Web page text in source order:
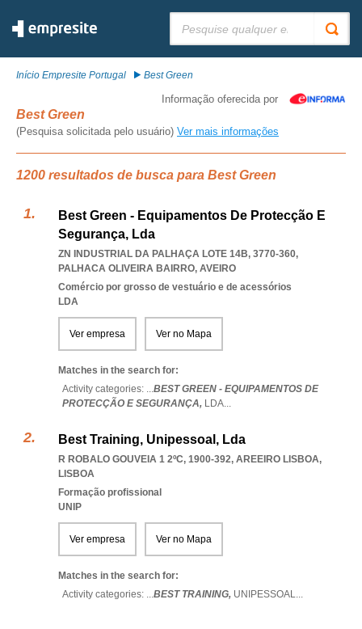
Início Empresite Portugal Best Green
Informação oferecida por
Best Green
(Pesquisa solicitada pelo usuário) Ver mais informações
1200 resultados de busca para Best Green
Best Green - Equipamentos De Protecção E
Segurança, Lda
ZN INDUSTRIAL DA PALHAÇA LOTE 14B, 3770-360,
PALHACA OLIVEIRA BAIRRO, AVEIRO
Comércio por grosso de vestuário e de acessórios
LDA
Ver empresa Ver no Mapa
Matches in the search for:
Activity categories: ...BEST GREEN - EQUIPAMENTOS DE
PROTECÇÃO E SEGURANÇA, LDA...
Best Training, Unipessoal, Lda
R ROBALO GOUVEIA 1 2ºC, 1900-392, AREEIRO LISBOA,
LISBOA
Formação profissional
UNIP
Ver empresa Ver no Mapa
Matches in the search for:
Activity categories: ...BEST TRAINING, UNIPESSOAL...